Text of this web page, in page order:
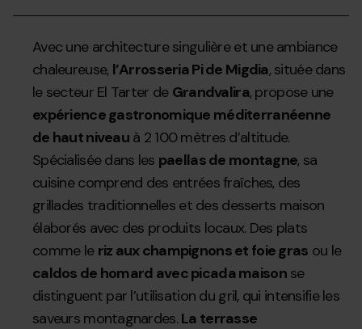
Avec une architecture singulière et une ambiance
chaleureuse, l’Arrosseria Pi de Migdia, située dans
le secteur El Tarter de Grandvalira, propose une
expérience gastronomique méditerranéenne
de haut niveauà 2 100 mètres d’altitude.
Spécialisée dans les paellas de montagne, sa
cuisine comprend des entrées fraîches, des
grillades traditionnelles et des desserts maison
élaborés avec des produits locaux. Des plats
comme le riz aux champignons et foie gras ou le
caldos de homard avec picada maisonse
distinguent par l’utilisation du gril, qui intensifie les
saveurs montagnardes. La terrasse